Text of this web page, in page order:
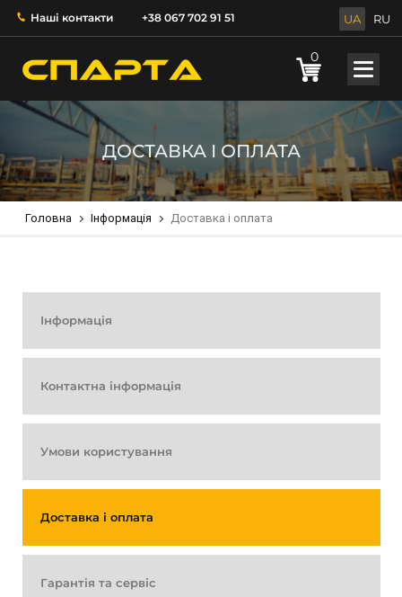
Наші контакти +38 067 702 91 51 UA RU
0
ДОСТАВКА І ОПЛАТА
Головна Інформація Доставка і оплата
Інформація
Контактна інформація
Умови користування
Доставка і оплата
Гарантія та сервіс